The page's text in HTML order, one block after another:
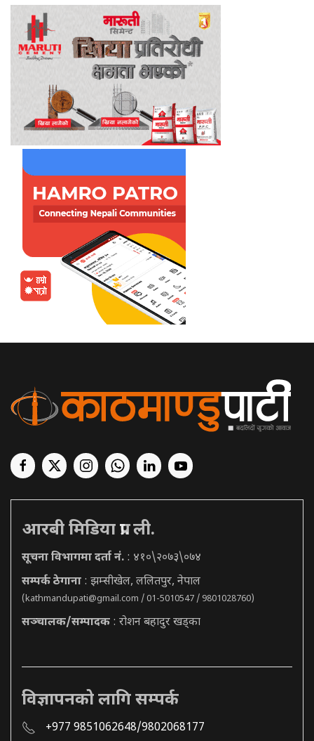
आरबी मिडिया प्रा. ली.
सूचना विभागमा दर्ता नं. : ४१०\२०७३\०७४
सम्पर्क ठेगाना : झम्सीखेल, ललितपुर, नेपाल
(kathmandupati@gmail.com / 01-5010547 / 9801028760)
सञ्चालक/सम्पादक : रोशन बहादुर खड्का
विज्ञापनको लागि सम्पर्क
+977 9851062648/9802068177